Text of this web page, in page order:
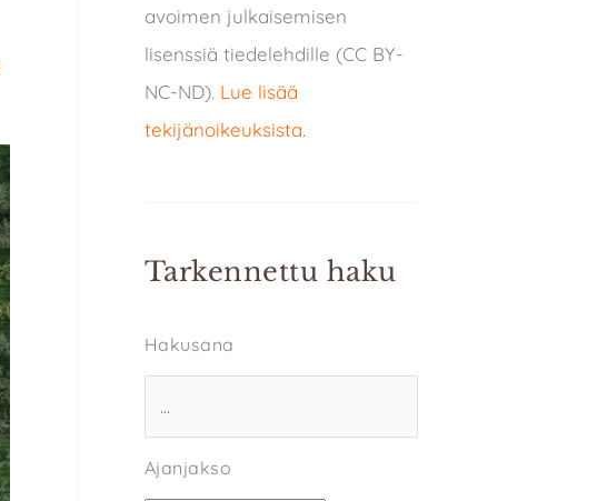
avoimen julkaisemisen
lisenssiä tiedelehdille (CC BY-
NC-ND). Lue lisää
tekijänoikeuksista.
Tarkennettu haku
Hakusana
Ajanjakso